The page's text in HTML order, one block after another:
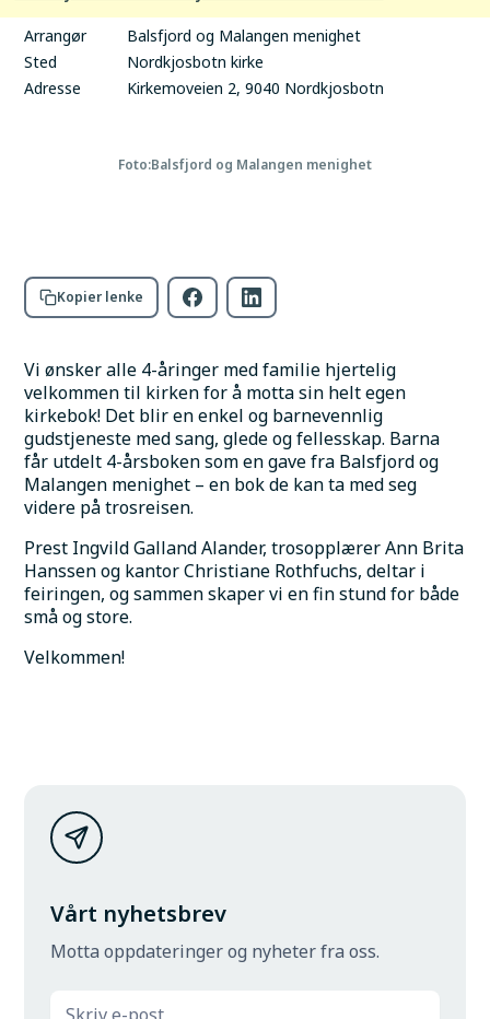
Arrangør
Balsfjord og Malangen menighet
Sted
Nordkjosbotn kirke
Adresse
Kirkemoveien 2, 9040 Nordkjosbotn
Foto:Balsfjord og Malangen menighet
Kopier lenke
Vi ønsker alle 4-åringer med familie hjertelig
velkommen til kirken for å motta sin helt egen
kirkebok! Det blir en enkel og barnevennlig
gudstjeneste med sang, glede og fellesskap. Barna
får utdelt 4-årsboken som en gave fra Balsfjord og
Malangen menighet – en bok de kan ta med seg
videre på trosreisen.
Prest Ingvild Galland Alander, trosopplærer Ann Brita
Hanssen og kantor Christiane Rothfuchs, deltar i
feiringen, og sammen skaper vi en fin stund for både
små og store.
Velkommen!
Vårt nyhetsbrev
Motta oppdateringer og nyheter fra oss.